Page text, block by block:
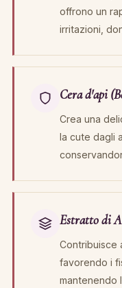
offrono un
irritazioni,
Cera d'api
Crea una
la cute dagli
Estratto di
Contribuisce
favorendo i
mantenendo